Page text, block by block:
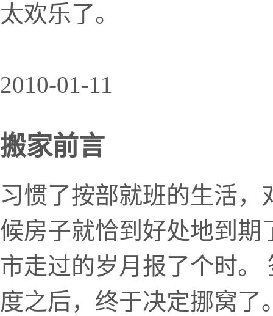
太欢乐了。
2010-01-11
搬家前言
习惯了按部就班的生活
候房子就恰到好处地到期
市走过的岁月报了个时
度之后，终于决定挪窝了